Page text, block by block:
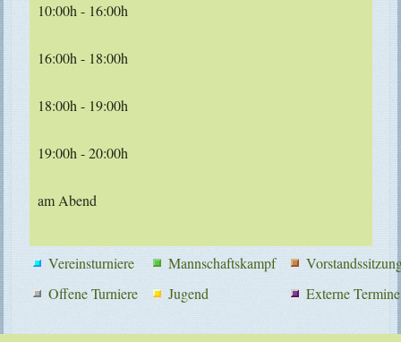
10:00h - 16:00h
16:00h - 18:00h
18:00h - 19:00h
19:00h - 20:00h
am Abend
Vereinsturniere Mannschaftskampf
Offene Turniere
Jugend Externe Termine